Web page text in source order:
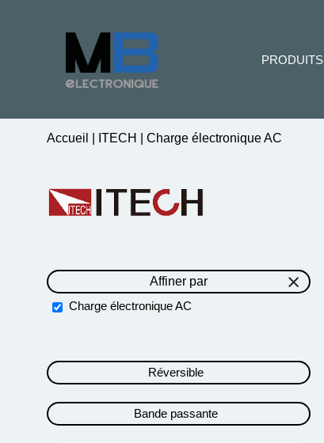
Accueil ITECH Charge électronique AC
Affiner par
Charge électronique AC
Réversible
Bande passante
PRODUITS